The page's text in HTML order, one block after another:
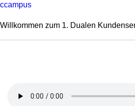
ccampus
Willkommen zum 1. Dualen